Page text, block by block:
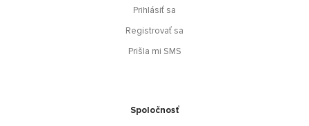
Prihlásiť sa
Registrovať sa
Prišla mi SMS
Spoločnosť